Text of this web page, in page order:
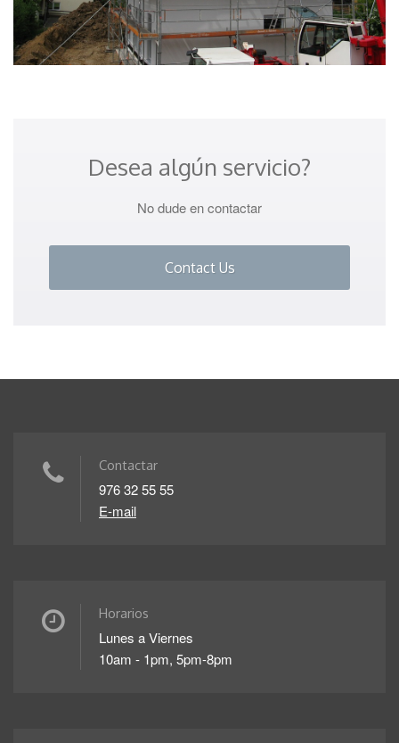
Desea algún servicio?
No dude en contactar
Contact Us
Contactar
976 32 55 55
E-mail
Horarios
Lunes a Viernes
10am - 1pm, 5pm-8pm